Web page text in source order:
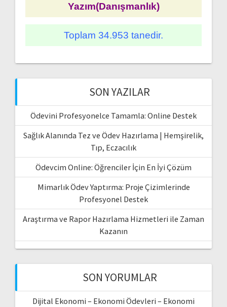
Yazım(Danışmanlık)
Toplam 34.953 tanedir.
SON YAZILAR
Ödevini Profesyonelce Tamamla: Online Destek
Sağlık Alanında Tez ve Ödev Hazırlama | Hemşirelik,
Tıp, Eczacılık
Ödevcim Online: Öğrenciler İçin En İyi Çözüm
Mimarlık Ödev Yaptırma: Proje Çizimlerinde
Profesyonel Destek
Araştırma ve Rapor Hazırlama Hizmetleri ile Zaman
Kazanın
SON YORUMLAR
Dijital Ekonomi – Ekonomi Ödevleri – Ekonomi